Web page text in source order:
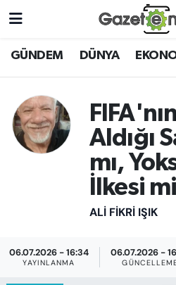
GÜNDEM DÜNYA
Aldığı
mı,
İlkesi
ALI FIKRI IŞIK
06.07.2026 - 16:34
YAYINLANMA
06.07.2026 -
DÜNYA
EMEK HABERLERİ
YENİ MEDYADA EMEK
GAZETECİLİĞİNİ
FAYDALI BİLGİLER
GÜNDEM
Nöbetçi Eczaneler
İstanbul Namaz Vakitleri
Trafik Durumu
Süper Lig Puan Durumu
Son Dakika Haberleri